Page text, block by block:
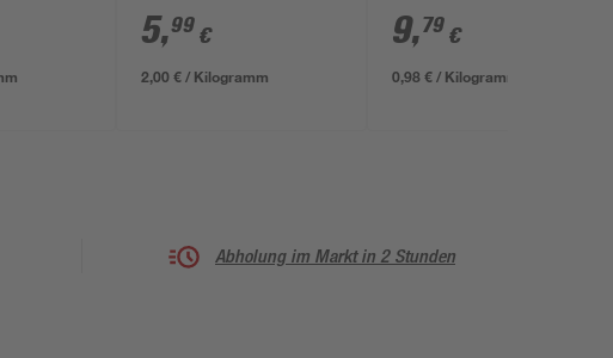
5,99 €
2,00 € / Kilogramm
9,79 €
0,98 € / Kilogramm
Abholung im Markt in 2 Stunden